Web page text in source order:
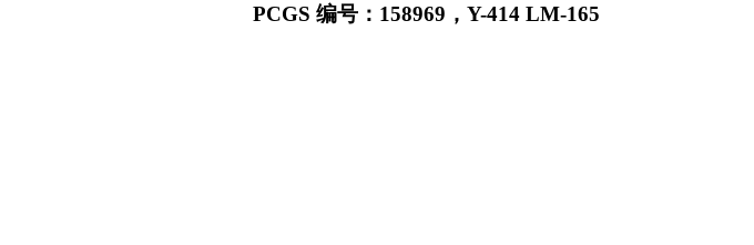
PCGS 编号：158969，Y-414 LM-165